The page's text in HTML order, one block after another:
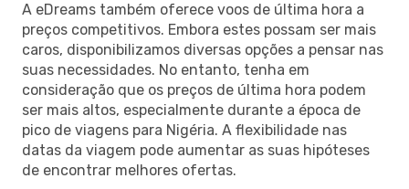
A eDreams também oferece voos de última hora a
preços competitivos. Embora estes possam ser mais
caros, disponibilizamos diversas opções a pensar nas
suas necessidades. No entanto, tenha em
consideração que os preços de última hora podem
ser mais altos, especialmente durante a época de
pico de viagens para Nigéria. A flexibilidade nas
datas da viagem pode aumentar as suas hipóteses
de encontrar melhores ofertas.